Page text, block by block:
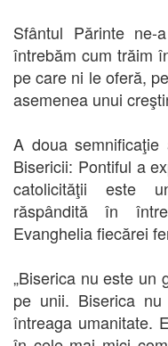
Sfântul Părinte
întrebăm cum trăim
pe care ni le oferă,
asemenea unui
A doua
Bisericii: Pontiful a
catolicităţii este
răspândită în
Evanghelia fiecărei
„Biserica nu este un
pe unii. Biserica
întreaga umanitate.